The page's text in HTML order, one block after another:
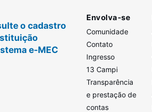
o cadastro
e-MEC
Envolva-se
Comunidade
Contato
Ingresso
13 Campi
Transparência
e prestação de
contas